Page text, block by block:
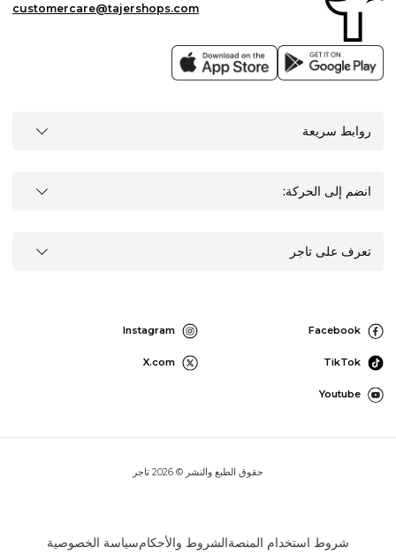
customercare@tajershops.com
روابط سريعة
انضم إلى الحركة:
تعرف على تاجر
Facebook
Instagram
TikTok
X.com
Youtube
حقوق الطبع والنشر © 2026 تاجر
شروط استخدام المنصةالشروط والأحكامسياسة الخصوصية